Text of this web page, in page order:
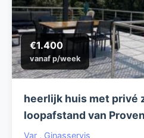
€1.400
vanaf p/week
heerlijk huis met privé
loopafstand van
Provence
Var , Ginasservis